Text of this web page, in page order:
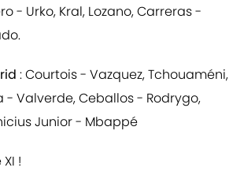
- Urko, Kral, Lozano, Carreras -
: Courtois - Vazquez, Tchouaméni,
- Valverde, Ceballos - Rodrygo,
Junior - Mbappé
!